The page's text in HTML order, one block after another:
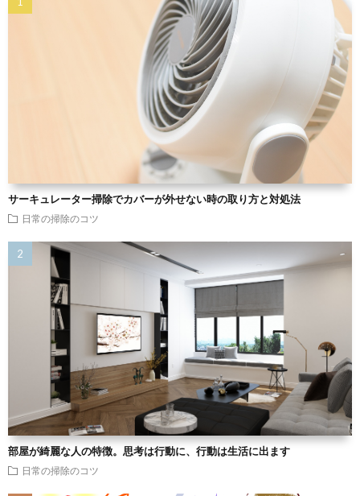
サーキュレーター掃除でカバーが外せない時の取り方と対処法
日常の掃除のコツ
部屋が綺麗な人の特徴。思考は行動に、行動は生活に出ます
日常の掃除のコツ